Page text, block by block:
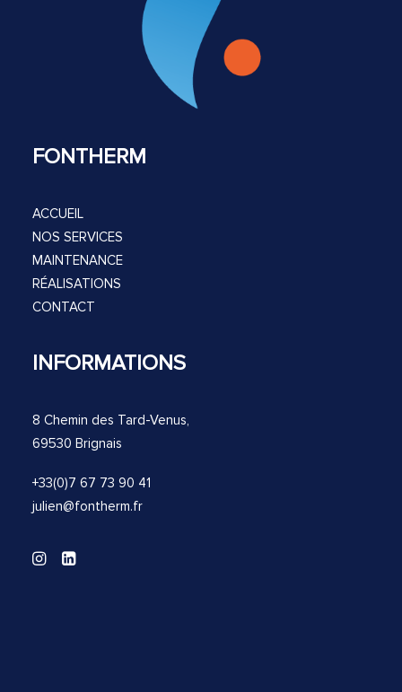
FONTHERM
ACCUEIL
NOS SERVICES
MAINTENANCE
RÉALISATIONS
CONTACT
INFORMATIONS
8 Chemin des Tard-Venus,
69530 Brignais
+33(0)7 67 73 90 41
julien@fontherm.fr